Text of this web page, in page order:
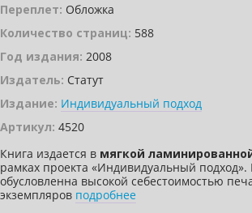
Переплет: Обложка
Количество страниц: 588
Год издания: 2008
Издатель: Статут
Издание: Индивидуальный подход
Артикул: 4520
Книга издается в мягкой
рамках проекта «Индивидуальный подход».
обусловленна высокой себестоимостью
экземпляров подробнее